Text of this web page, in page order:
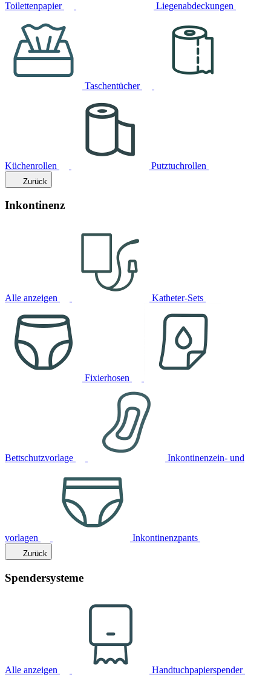
Toilettenpapier Liegenabdeckungen
Taschentücher
Küchenrollen Putztuchrollen
Zurück
Inkontinenz
Alle anzeigen Katheter-Sets
Fixierhosen
Bettschutzvorlage Inkontinenzein- und
vorlagen Inkontinenzpants
Zurück
Spendersysteme
Alle anzeigen Handtuchpapierspender